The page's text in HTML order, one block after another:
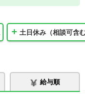
土日休み（相談可含
給与順